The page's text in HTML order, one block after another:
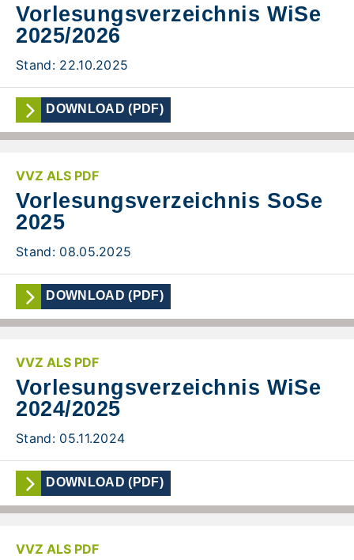
Vorlesungsverzeichnis WiSe
2025/2026
Stand: 22.10.2025
DOWNLOAD (PDF)
VVZ ALS PDF
Vorlesungsverzeichnis SoSe
2025
Stand: 08.05.2025
DOWNLOAD (PDF)
VVZ ALS PDF
Vorlesungsverzeichnis WiSe
2024/2025
Stand: 05.11.2024
DOWNLOAD (PDF)
VVZ ALS PDF